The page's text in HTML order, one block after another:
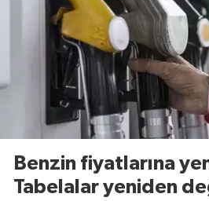
Benzin fiyatlarına
Tabelalar yeniden